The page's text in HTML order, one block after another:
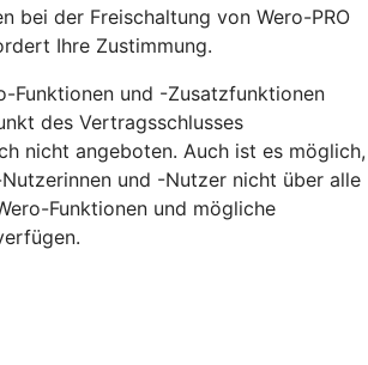
bei der Freischaltung von Wero-PRO
Ihre Zustimmung.
Funktionen und -Zusatzfunktionen
des Vertragsschlusses
nicht angeboten. Auch ist es möglich,
und -Nutzer nicht über alle
Funktionen und mögliche